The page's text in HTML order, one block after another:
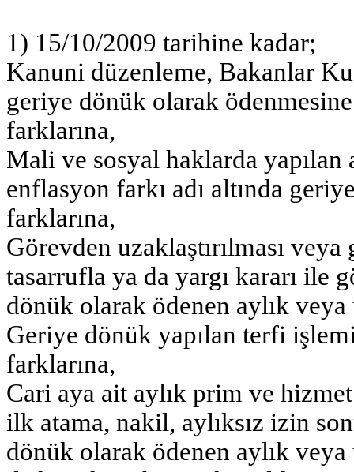
1) 15/10/2009 tarihine kadar;
Kanuni düzenleme, Bakanlar
geriye dönük olarak
farklarına,
Mali ve sosyal haklarda yapılan
enflasyon farkı adı altında
farklarına,
Görevden uzaklaştırılması
tasarrufla ya da yargı kararı ile
dönük olarak ödenen aylık veya
Geriye dönük yapılan terfi
farklarına,
Cari aya ait aylık prim ve
ilk atama, nakil, aylıksız izin
dönük olarak ödenen aylık veya